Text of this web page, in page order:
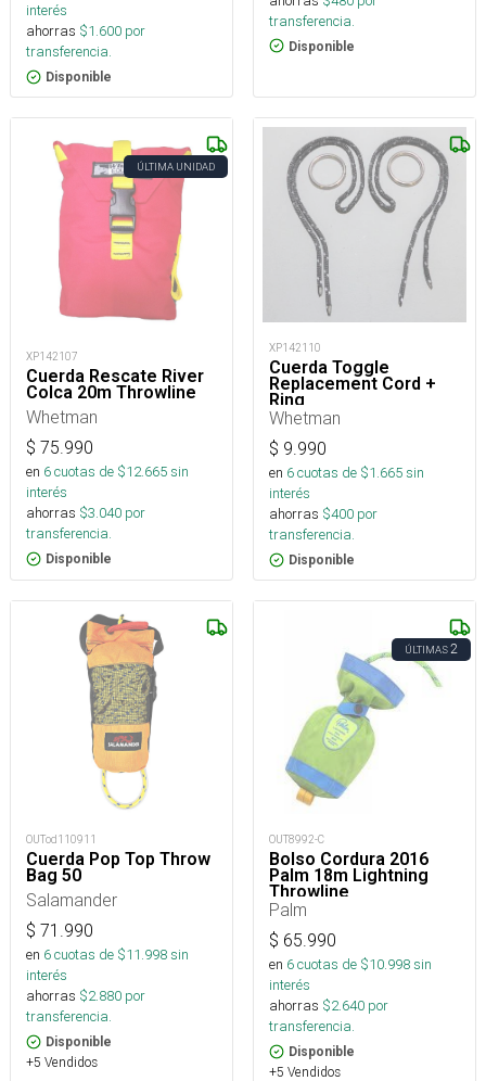
interés
ahorras $1.600 por
transferencia.
Disponible
transferencia.
Disponible
ÚLTIMA UNIDAD
XP142107
Cuerda Rescate River
Colca 20m Throwline
Whetman
$ 75.990
en 6cuotas de $12.665sin
interés
ahorras $3.040 por
transferencia.
Disponible
XP142110
Cuerda Toggle
Replacement Cord +
Ring
Whetman
$ 9.990
en 6cuotas de $1.665sin
interés
ahorras $400 por
transferencia.
Disponible
OUTod110911
Cuerda Pop Top Throw
Bag 50
Salamander
$ 71.990
en 6cuotas de $11.998sin
interés
ahorras $2.880 por
transferencia.
Disponible
+5 Vendidos
ÚLTIMAS2
OUT8992-C
Bolso Cordura 2016
Palm 18m Lightning
Throwline
Palm
$ 65.990
en 6cuotas de $10.998sin
interés
ahorras $2.640 por
transferencia.
Disponible
+5 Vendidos